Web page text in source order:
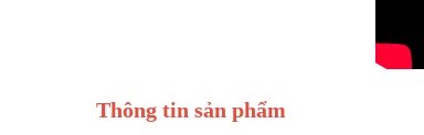
Thông tin sản phẩm